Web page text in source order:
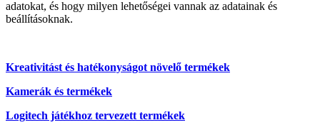
adatokat, és hogy milyen lehetőségei vannak az adatainak és
beállításoknak.
Kreativitást és hatékonyságot növelő termékek
Kamerák és termékek
Logitech játékhoz tervezett termékek